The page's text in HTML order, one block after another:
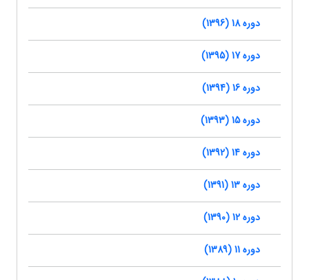
دوره 18 (1396)
دوره 17 (1395)
دوره 16 (1394)
دوره 15 (1393)
دوره 14 (1392)
دوره 13 (1391)
دوره 12 (1390)
دوره 11 (1389)